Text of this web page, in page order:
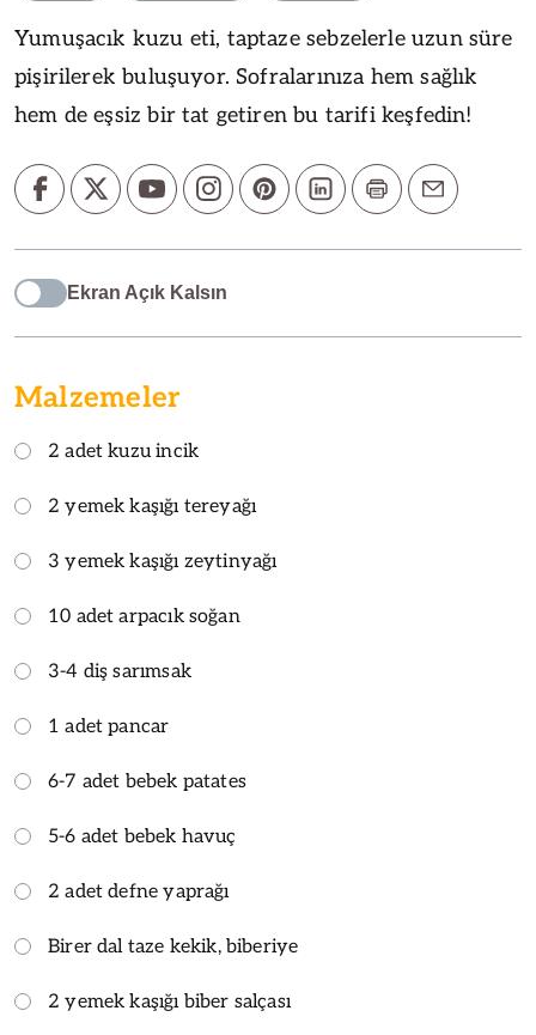
Yumuşacık kuzu eti, taptaze sebzelerle uzun süre
pişirilerek buluşuyor. Sofralarınıza hem sağlık
hem de eşsiz bir tat getiren bu tarifi keşfedin!
Ekran Açık Kalsın
Malzemeler
2 adet kuzu incik
2 yemek kaşığı tereyağı
3 yemek kaşığı zeytinyağı
10 adet arpacık soğan
3-4 diş sarımsak
1 adet pancar
6-7 adet bebek patates
5-6 adet bebek havuç
2 adet defne yaprağı
Birer dal taze kekik, biberiye
2 yemek kaşığı biber salçası